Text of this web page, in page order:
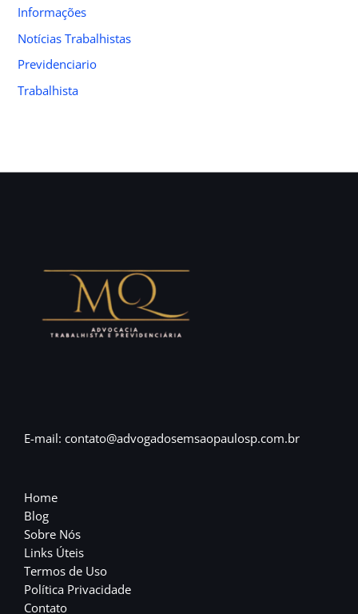
o
r
:
Informações
Notícias Trabalhistas
Previdenciario
Trabalhista
E-mail: contato@advogadosemsaopaulosp.com.br
Home
Blog
Sobre Nós
Links Úteis
Termos de Uso
Política Privacidade
Contato